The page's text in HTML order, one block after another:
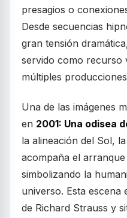
presagios o
Desde secuencias
gran tensión
servido como recurso
múltiples
Una de las imágenes
en 2001: Una odisea
la alineación del Sol,
acompaña el
simbolizando la
universo. Esta escena
de Richard Strauss y